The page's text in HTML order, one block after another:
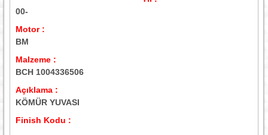
00-
Motor :
BM
Malzeme :
BCH 1004336506
Açıklama :
KÖMÜR YUVASI
Finish Kodu :